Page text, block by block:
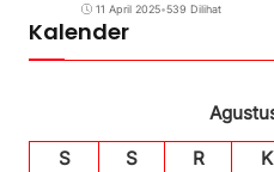
11 April 2025•539 Dilihat
Kalender
S
S R K